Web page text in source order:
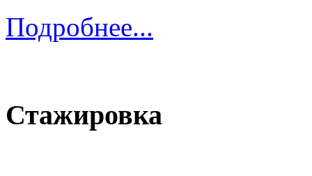
Подробнее...
Стажировка